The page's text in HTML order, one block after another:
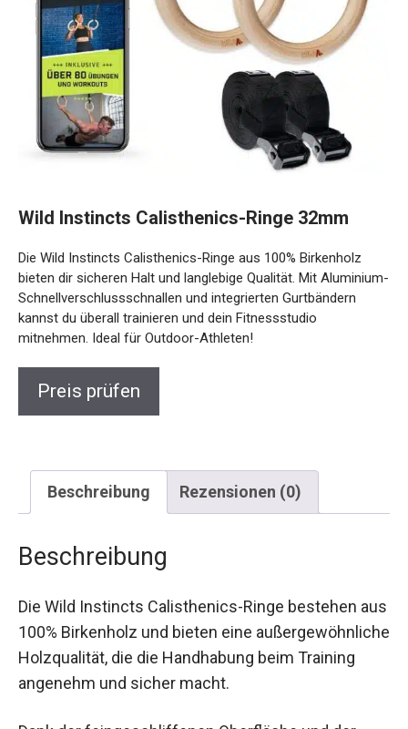
bieten dir sicheren Halt und langlebige Qualität. Mit
Aluminium-Schnellverschlussschnallen und integrierten
Gurtbändern kannst du überall trainieren und dein
Fitnessstudio mitnehmen. Ideal für Outdoor-Athleten!
Beschreibung Rezensionen (0)
Beschreibung
aus 100% Birkenholz und bieten eine
außergewöhnliche Holzqualität, die die
Handhabung beim Training angenehm und sicher
macht.